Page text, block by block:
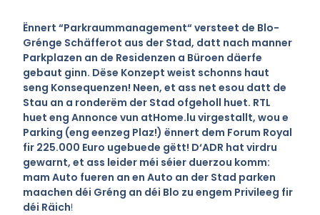
Ënnert “Parkraummanagement“ versteet de Blo-
Grénge Schäfferot aus der Stad, datt nach manner
Parkplazen an de Residenzen a Büroen däerfe
gebaut ginn. Dëse Konzept weist schonns haut
seng Konsequenzen! Neen, et ass net esou datt de
Stau an a ronderëm der Stad ofgeholl huet. RTL
huet eng Annonce vun atHome.lu virgestallt, wou e
Parking (eng eenzeg Plaz!) ënnert dem Forum Royal
fir 225.000 Euro ugebuede gëtt! D‘ADR hat virdru
gewarnt, et ass leider méi séier duerzou komm:
mam Auto fueren an en Auto an der Stad parken
maachen déi Gréng an déi Blo zu engem Privileeg fir
déi Räich!